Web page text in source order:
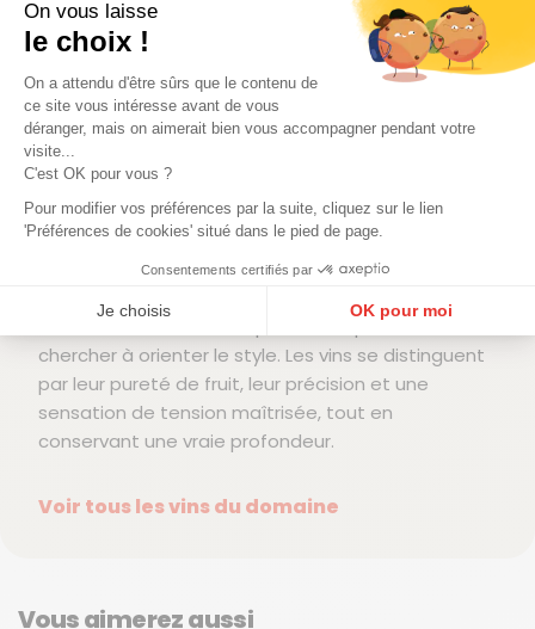
On vous laisse
le choix !
On a attendu d'être sûrs que le contenu de
ce site vous intéresse avant de vous
déranger, mais on aimerait bien vous accompagner pendant votre
visite...
C'est OK pour vous ?
Pour modifier vos préférences par la suite, cliquez sur le lien
'Préférences de cookies' situé dans le pied de page.
Consentements certifiés par
Je choisis OK pour moi
Axeptio consent
Notre plateforme vous permet d'adapter et de gérer vos paramètres de confidentialité, en
biodynamie, avec un travail approfondi sur les sols,
la vitalité de la vigne et la maîtrise des
rendements. Cette approche vise à obtenir des
raisins équilibrés, capables de traduire avec
précision leur origine sans artifice en cave. Les
vinifications privilégient des extractions mesurées
et l’énergie naturelle des jus.
Les élevages sont pensés comme des outils
d’accompagnement, choisis pour respecter la
structure du vin et sa capacité d’expression, sans
chercher à orienter le style. Les vins se distinguent
par leur pureté de fruit, leur précision et une
sensation de tension maîtrisée, tout en
conservant une vraie profondeur.
Voir tous les vins du domaine
Vous aimerez aussi